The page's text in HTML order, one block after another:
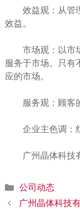
效益观：从管
效益。
市场观：以市
服务于市场。只有
应的市场。
服务观：顾客
企业主色调：
广州晶体科技
分
类
公司动态
广州晶体科技